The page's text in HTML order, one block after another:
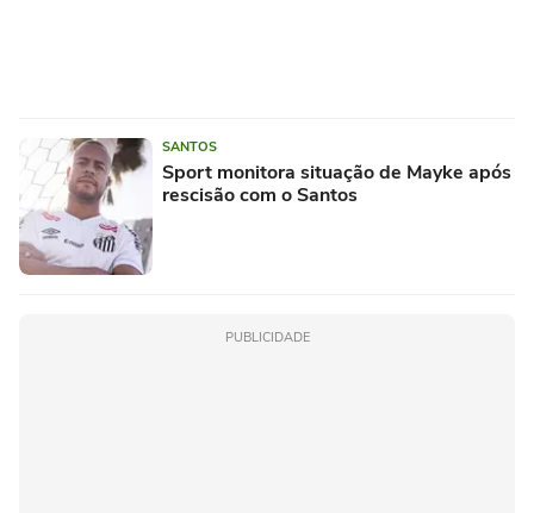
SANTOS
Sport monitora situação de Mayke após
rescisão com o Santos
PUBLICIDADE